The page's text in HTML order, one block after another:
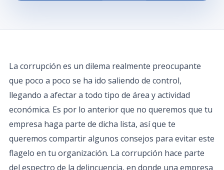
La corrupción es un dilema realmente preocupante
que poco a poco se ha ido saliendo de control,
llegando a afectar a todo tipo de área y actividad
económica. Es por lo anterior que no queremos que tu
empresa haga parte de dicha lista, así que te
queremos compartir algunos consejos para evitar este
flagelo en tu organización. La corrupción hace parte
del espectro de la delincuencia, en donde una empresa